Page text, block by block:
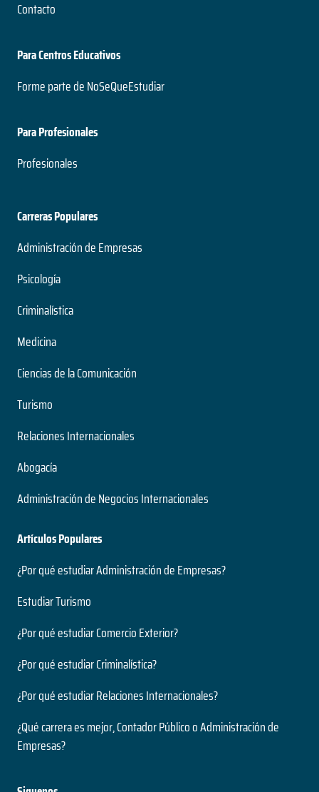
Contacto
Para Centros Educativos
Forme parte de NoSeQueEstudiar
Para Profesionales
Profesionales
Carreras Populares
Administración de Empresas
Psicología
Criminalística
Medicina
Ciencias de la Comunicación
Turismo
Relaciones Internacionales
Abogacía
Administración de Negocios Internacionales
Artículos Populares
¿Por qué estudiar Administración de Empresas?
Estudiar Turismo
¿Por qué estudiar Comercio Exterior?
¿Por qué estudiar Criminalística?
¿Por qué estudiar Relaciones Internacionales?
¿Qué carrera es mejor, Contador Público o Administración de
Empresas?